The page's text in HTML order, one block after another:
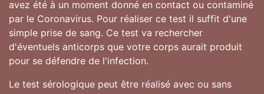
avez été à un moment donné en contact ou contaminé
par le Coronavirus. Pour réaliser ce test il suffit d'une
simple prise de sang. Ce test va rechercher
d'éventuels anticorps que votre corps aurait produit
pour se défendre de l'infection.
Le test sérologique peut être réalisé avec ou sans